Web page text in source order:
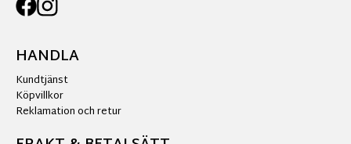
HANDLA
Kundtjänst
Köpvillkor
Reklamation och retur